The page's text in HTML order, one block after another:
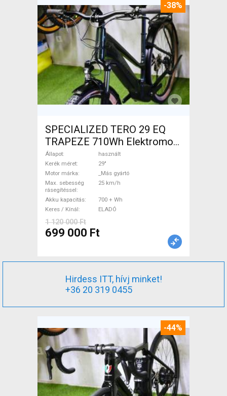
-38%
SPECIALIZED TERO 29 EQ
TRAPEZE 710Wh Elektromos
Trekking/cross 25 km/h _Más
gyártó 700 + Wh használt
ELADÓ
Állapot
használt
Kerék méret
29"
Motor márka
_Más gyártó
Max. sebesség
rásegítéssel
25 km/h
Akku kapacitás
700 + Wh
Keres / Kínál
ELADÓ
1 120 000 Ft
699 000 Ft
Hirdess ITT, hívj minket!
+36 20 319 0455
-44%